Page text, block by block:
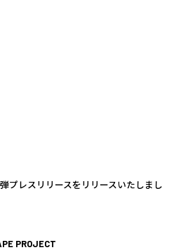
プレスリリースをリリースいたしまし
PROJECT